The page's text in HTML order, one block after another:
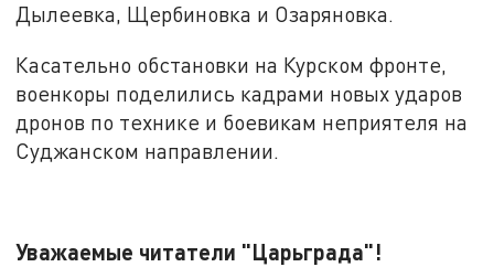
Дылеевка, Щербиновка и Озаряновка.
Касательно обстановки на Курском фронте,
военкоры поделились кадрами новых ударов
дронов по технике и боевикам неприятеля на
Суджанском направлении.
Уважаемые читатели "Царьграда"!